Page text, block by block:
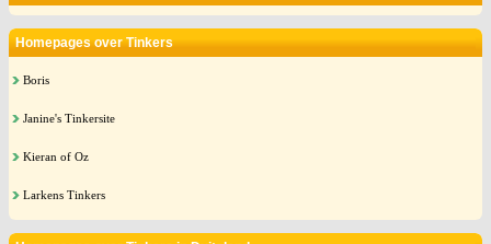
Homepages over Tinkers
Boris
Janine's Tinkersite
Kieran of Oz
Larkens Tinkers